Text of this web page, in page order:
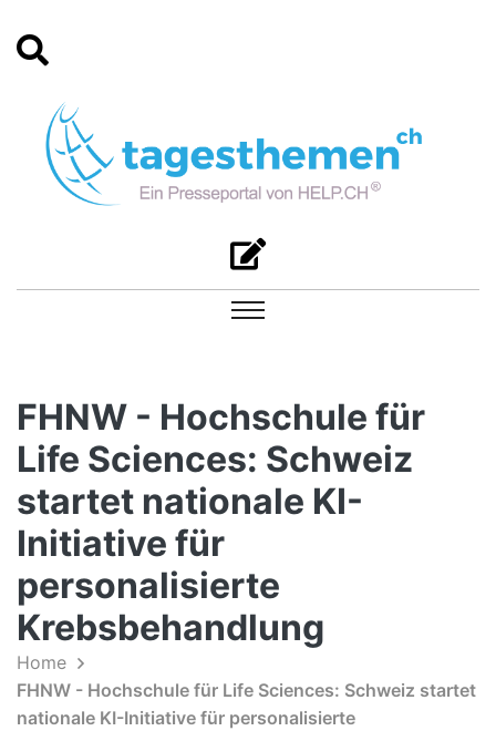
FHNW - Hochschule für
Life Sciences: Schweiz
startet nationale KI-
Initiative für
personalisierte
Krebsbehandlung
Home
FHNW - Hochschule für Life Sciences: Schweiz startet
nationale KI-Initiative für personalisierte